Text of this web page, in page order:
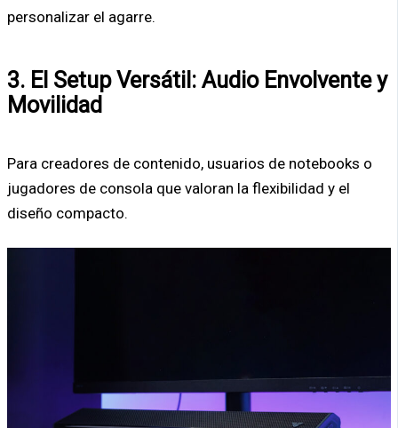
personalizar el agarre.
3. El Setup Versátil: Audio Envolvente y
Movilidad
Para creadores de contenido, usuarios de notebooks o
jugadores de consola que valoran la flexibilidad y el
diseño compacto.